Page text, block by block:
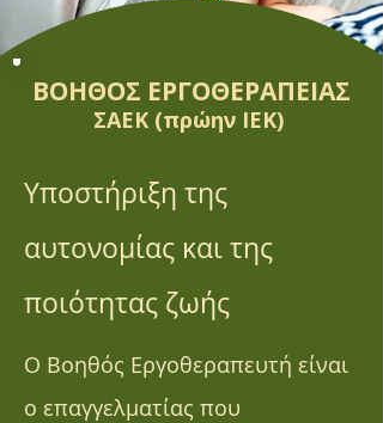
ΒΟΗΘΟΣ ΕΡΓΟΘΕΡΑΠΕΙΑΣ
ΣΑΕΚ (πρώην ΙΕΚ)
Υποστήριξη της
αυτονομίας και της
ποιότητας ζωής
Ο Βοηθός Εργοθεραπευτή είναι
ο επαγγελματίας που